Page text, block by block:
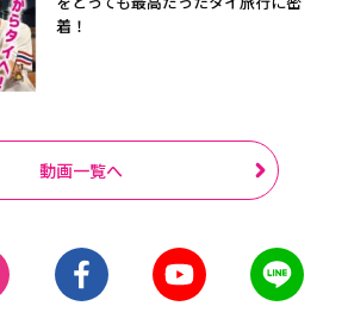
着！
動画一覧へ